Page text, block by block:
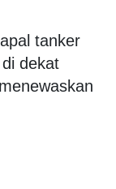
tanker
dekat